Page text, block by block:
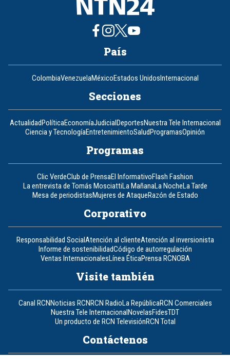
País
ColombiaVenezuelaMéxicoEstados UnidosInternacional
Secciones
ActualidadPolíticaEconomíaJudicialDeportesNuestra Tele Internacional
Ciencia y TecnologíaEntretenimientoSaludProgramasOpinión
Programas
Clic VerdeClub de PrensaEl InformativoFlash Fashion
La entrevista de Tomás MosciattiLa MañanaLa NocheLa Tarde
Mesa de periodistasMujeres de AtaqueRazón de Estado
Corporativo
Responsabilidad SocialAtención al clienteAtención al inversionista
Informe de sostenibilidadCódigo de autorregulación
Ventas InternacionalesLínea ÉticaPrensa RCNOBA
Visite también
Canal RCNNoticias RCNRCN RadioLa RepúblicaRCN Comerciales
Nuestra Tele InternacionalNovelasFidesTDT
Un producto de RCN TelevisiónRCN Total
Contáctenos